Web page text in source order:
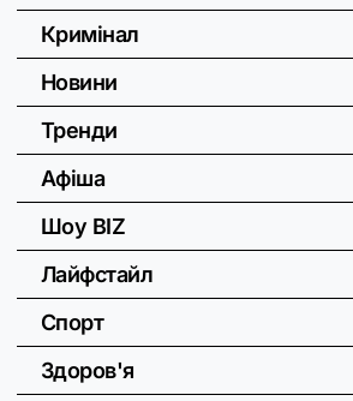
Кримінал
Новини
Тренди
Афіша
Шоу BIZ
Лайфстайл
Спорт
Здоров'я